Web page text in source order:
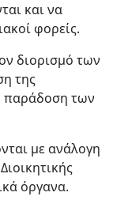
και να
φορείς.
διορισμό των
της
παράδοση των
με ανάλογη
όργανα.